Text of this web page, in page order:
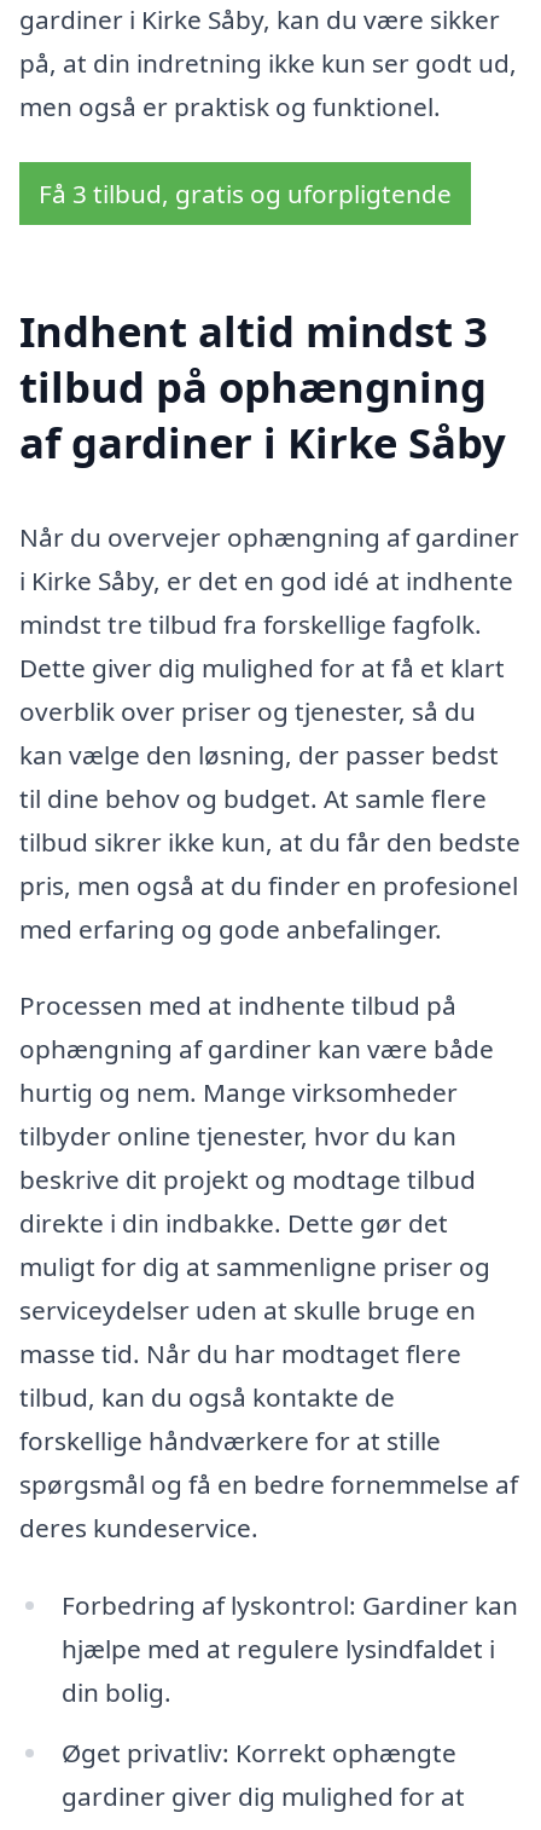
gardiner i Kirke Såby, kan du være sikker
på, at din indretning ikke kun ser godt ud,
men også er praktisk og funktionel.
Få 3 tilbud, gratis og uforpligtende
Indhent altid mindst 3
tilbud på ophængning
af gardiner i Kirke Såby
Når du overvejer ophængning af gardiner
i Kirke Såby, er det en god idé at indhente
mindst tre tilbud fra forskellige fagfolk.
Dette giver dig mulighed for at få et klart
overblik over priser og tjenester, så du
kan vælge den løsning, der passer bedst
til dine behov og budget. At samle flere
tilbud sikrer ikke kun, at du får den bedste
pris, men også at du finder en profesionel
med erfaring og gode anbefalinger.
Processen med at indhente tilbud på
ophængning af gardiner kan være både
hurtig og nem. Mange virksomheder
tilbyder online tjenester, hvor du kan
beskrive dit projekt og modtage tilbud
direkte i din indbakke. Dette gør det
muligt for dig at sammenligne priser og
serviceydelser uden at skulle bruge en
masse tid. Når du har modtaget flere
tilbud, kan du også kontakte de
forskellige håndværkere for at stille
spørgsmål og få en bedre fornemmelse af
deres kundeservice.
Forbedring af lyskontrol: Gardiner kan
hjælpe med at regulere lysindfaldet i
din bolig.
Øget privatliv: Korrekt ophængte
gardiner giver dig mulighed for at